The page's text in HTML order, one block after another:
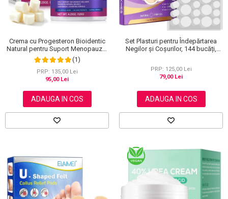
Crema cu Progesteron Bioidentic
Natural pentru Suport Menopauza,
Menstruatie si Echilibru Hormonal,
120 g
(1)
PRP: 135,00 Lei
95,00 Lei
ADAUGA IN COS
Set Plasturi pentru Îndepărtarea
Negilor și Coșurilor, 144 bucăți,
PRP: 125,00 Lei
79,00 Lei
ADAUGA IN COS